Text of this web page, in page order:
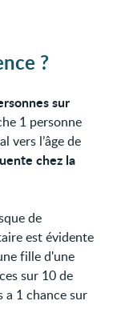
?
sur
1 personne
vers l’âge de
chez la
de
est évidente
fille d'une
sur 10 de
a 1 chance sur